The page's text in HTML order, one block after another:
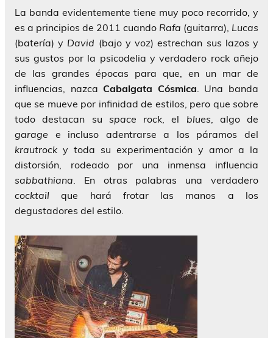
La banda evidentemente tiene muy poco recorrido, y
es a principios de 2011 cuando Rafa (guitarra), Lucas
(batería) y David (bajo y voz) estrechan sus lazos y
sus gustos por la psicodelia y verdadero rock añejo
de las grandes épocas para que, en un mar de
influencias, nazcaCabalgata Cósmica. Una banda
que se mueve por infinidad de estilos, pero que sobre
todo destacan su space rock, el blues, algo de
garage e incluso adentrarse a los páramos del
krautrock y toda su experimentación y amor a la
distorsión, rodeado por una inmensa influencia
sabbathiana. En otras palabras una verdadero
cocktail que hará frotar las manos a los
degustadores del estilo.